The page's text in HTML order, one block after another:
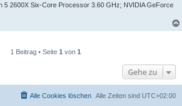
5 2600X Six-Core Processor 3.60 GHz; NVIDIA GeForce
1 Beitrag • Seite 1 von 1
Gehe zu
Alle Zeiten sind UTC+02:00
Alle Cookies löschen